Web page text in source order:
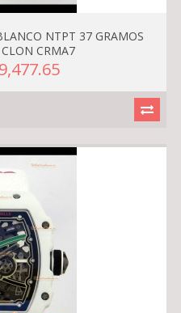
NTPT 37 GRAMOS
CRMA7